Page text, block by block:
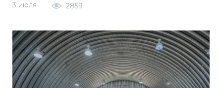
3 июля 2859